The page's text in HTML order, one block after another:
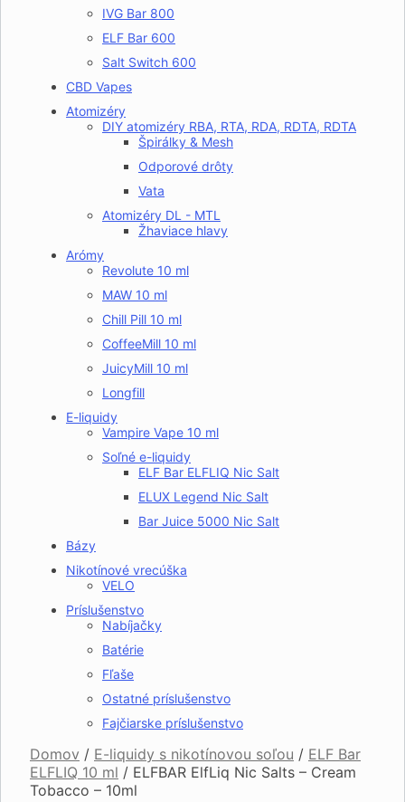
IVG Bar 800
ELF Bar 600
Salt Switch 600
CBD Vapes
Atomizéry
DIY atomizéry RBA, RTA, RDA, RDTA, RDTA
Špirálky & Mesh
Odporové drôty
Vata
Atomizéry DL - MTL
Žhaviace hlavy
Arómy
Revolute 10 ml
MAW 10 ml
Chill Pill 10 ml
CoffeeMill 10 ml
JuicyMill 10 ml
Longfill
E-liquidy
Vampire Vape 10 ml
Soľné e-liquidy
ELF Bar ELFLIQ Nic Salt
ELUX Legend Nic Salt
Bar Juice 5000 Nic Salt
Bázy
Nikotínové vrecúška
VELO
Príslušenstvo
Nabíjačky
Batérie
Fľaše
Ostatné príslušenstvo
Fajčiarske príslušenstvo
Domov / E-liquidy s nikotínovou soľou / ELF Bar
ELFLIQ 10 ml / ELFBAR ElfLiq Nic Salts – Cream
Tobacco – 10ml